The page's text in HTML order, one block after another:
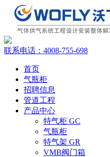
联系电话： 4008-755-698
首页
气瓶柜
招聘信息
管道工程
产品中心
特气柜 GC
气瓶柜
特气架 GR
VMB阀门箱